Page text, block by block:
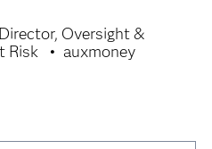
Director, Oversight &
Risk
auxmoney